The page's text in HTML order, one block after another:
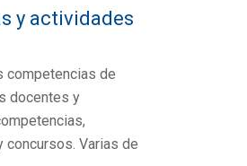
y actividades
competencias de
docentes y
Varias de